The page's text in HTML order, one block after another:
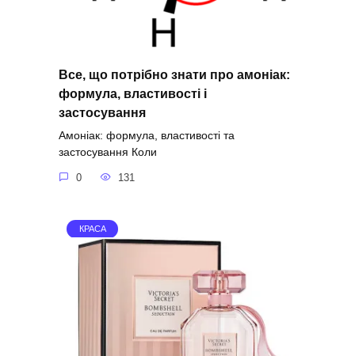
Все, що потрібно знати про амоніак:
формула, властивості і
застосування
Амоніак: формула, властивості та
застосування Коли
0 131
КРАСА